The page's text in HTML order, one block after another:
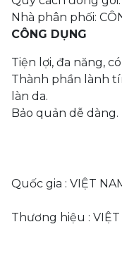
Nhà phân phối:
CÔNG DỤNG
Tiện lợi, đa năng,
Thành phần lành
làn da.
Bảo quản dễ dàng.
Quốc gia : VIỆT
Thương hiệu : VIỆT